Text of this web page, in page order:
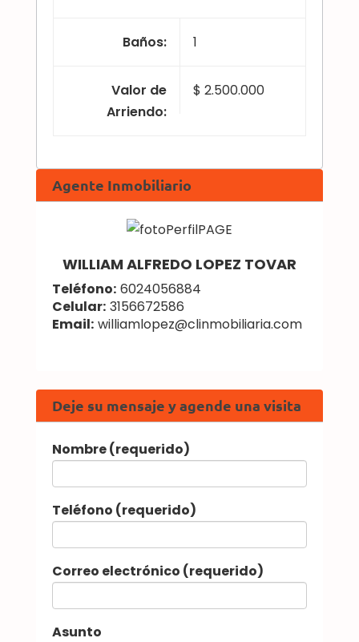
Baños: 1
Valor de
Arriendo:
$ 2.500.000
Agente Inmobiliario
WILLIAM ALFREDO LOPEZ TOVAR
Teléfono: 6024056884
Celular: 3156672586
Email: williamlopez@clinmobiliaria.com
Deje su mensaje y agende una visita
Nombre (requerido)
Teléfono (requerido)
Correo electrónico (requerido)
Asunto